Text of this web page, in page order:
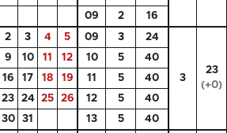
09 2 16
2 3 4 5 09 3 24
3
23
(+0)
9 10 11 12 10 5
40
16 17 18 19 11 5
40
23 24 25 26 12 5
40
30 31 13 5 40